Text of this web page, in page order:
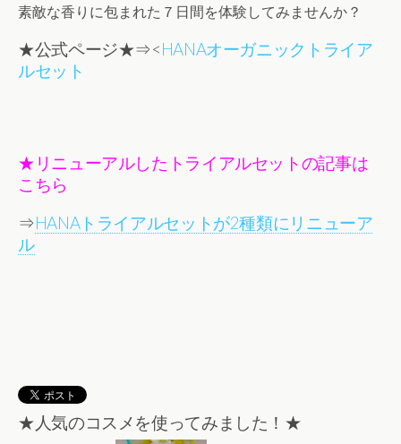
素敵な香りに包まれた７日間を体験してみませんか？
★公式ページ★⇒<HANAオーガニックトライア
ルセット
★リニューアルしたトライアルセットの記事は
こちら
⇒HANAトライアルセットが2種類にリニューア
ル
★人気のコスメを使ってみました！★